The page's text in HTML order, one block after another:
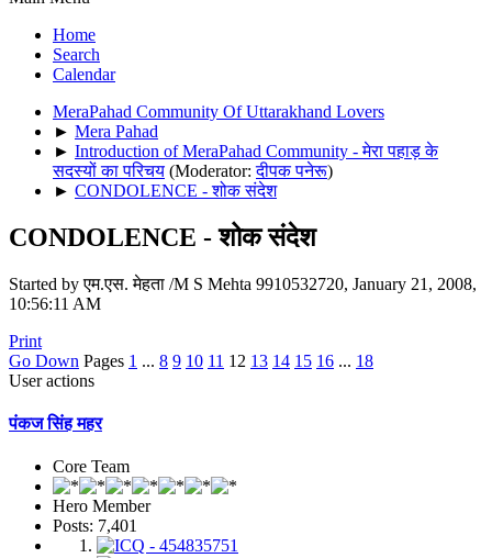
Home
Search
Calendar
MeraPahad Community Of Uttarakhand Lovers
► Mera Pahad
► Introduction of MeraPahad Community - मेरा पहाड़ के
सदस्यों का परिचय (Moderator:दीपक पनेरू)
► CONDOLENCE - शोक संदेश
CONDOLENCE - शोक संदेश
Started by एम.एस. मेहता /M S Mehta 9910532720, January 21, 2008,
10:56:11 AM
Print
Go Down Pages 1 ... 8 9 10 11 12 13 14 15 16 ... 18
User actions
पंकज सिंह महर
Core Team
Hero Member
Posts: 7,401